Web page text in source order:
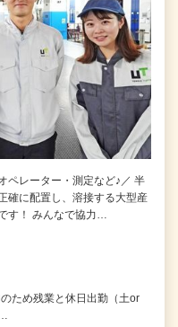
ペレーター・測定など♪／ 半
確に配置し、溶接する大型産
す！ みんなで協力…
ため残業と休日出勤（土or